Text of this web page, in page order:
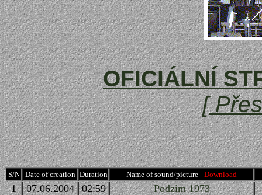
OFICIÁLNÍ
[
S/N Date of creation Duration Name of sound/picture - Download
1 07.06.2004 02:59
Podzim 1973